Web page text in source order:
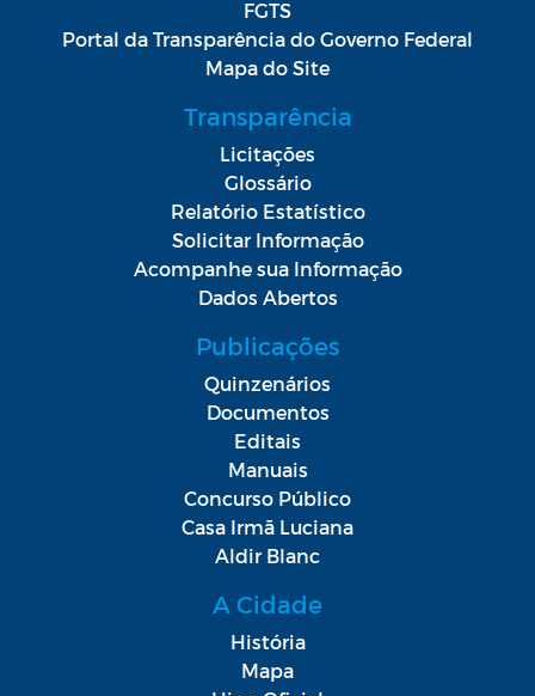
FGTS
Portal da Transparência do Governo Federal
Mapa do Site
Transparência
Licitações
Glossário
Relatório Estatístico
Solicitar Informação
Acompanhe sua Informação
Dados Abertos
Publicações
Quinzenários
Documentos
Editais
Manuais
Concurso Público
Casa Irmã Luciana
Aldir Blanc
A Cidade
História
Mapa